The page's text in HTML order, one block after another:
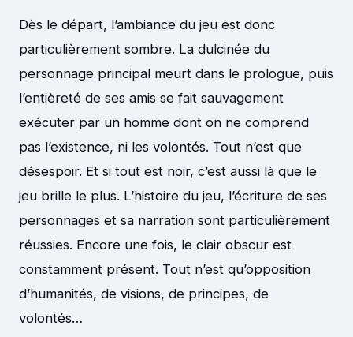
Dès le départ, l’ambiance du jeu est donc
particulièrement sombre. La dulcinée du
personnage principal meurt dans le prologue, puis
l’entièreté de ses amis se fait sauvagement
exécuter par un homme dont on ne comprend
pas l’existence, ni les volontés. Tout n’est que
désespoir. Et si tout est noir, c’est aussi là que le
jeu brille le plus. L’histoire du jeu, l’écriture de ses
personnages et sa narration sont particulièrement
réussies. Encore une fois, le clair obscur est
constamment présent. Tout n’est qu’opposition
d’humanités, de visions, de principes, de
volontés…